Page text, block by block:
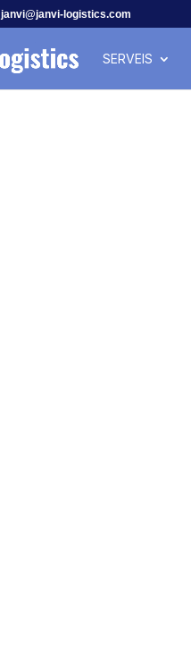
janvi@janvi-logistics.com
SERVEIS